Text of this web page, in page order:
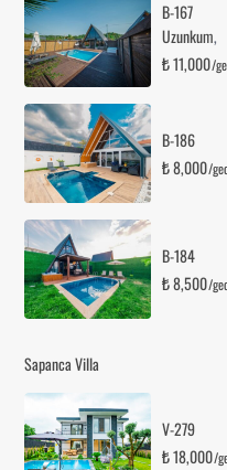
B-167
Uzunkum,
₺ 11,000/
B-186
₺ 8,000/
B-184
₺ 8,500/
Sapanca Villa
V-279
₺ 18,000/